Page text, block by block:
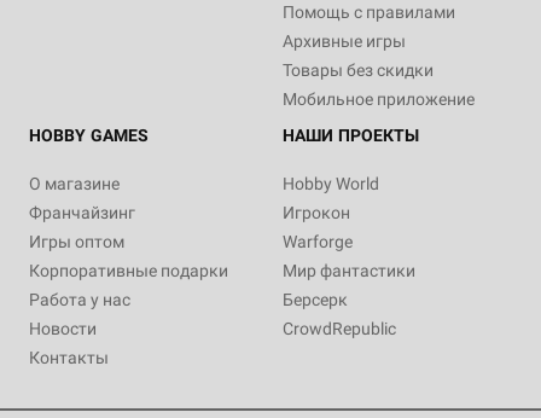
Помощь с правилами
Архивные игры
Товары без скидки
Мобильное приложение
HOBBY GAMES
О магазине
Франчайзинг
Игры оптом
Корпоративные подарки
Работа у нас
Новости
Контакты
НАШИ ПРОЕКТЫ
Hobby World
Игрокон
Warforge
Мир фантастики
Берсерк
CrowdRepublic